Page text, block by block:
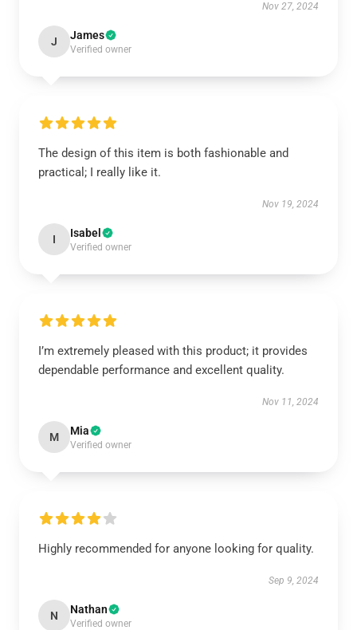
Nov 27, 2024
J James
Verified owner
The design of this item is both fashionable and
practical; I really like it.
Nov 19, 2024
I Isabel
Verified owner
I’m extremely pleased with this product; it provides
dependable performance and excellent quality.
Nov 11, 2024
M Mia
Verified owner
Highly recommended for anyone looking for quality.
Sep 9, 2024
N Nathan
Verified owner